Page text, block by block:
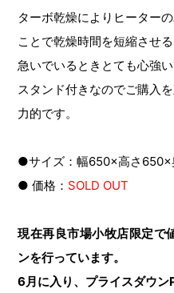
ターボ乾燥によりヒーター
ことで乾燥時間を短縮させ
急いでいるときとても心強い
スタンド付きなのでご購入
力的です。
●サイズ：幅650×高さ650×
● 価格： SOLD OUT
現在再良市場小牧店限定で
ンを行っています。
6月に入り、プライスダウン